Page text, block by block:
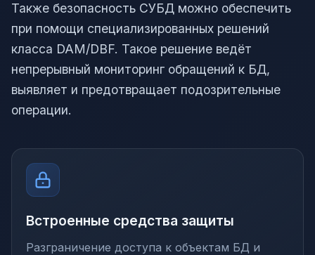
Также безопасность СУБД можно обеспечить
при помощи специализированных решений
класса DAM/DBF. Такое решение ведёт
непрерывный мониторинг обращений к БД,
выявляет и предотвращает подозрительные
операции.
Встроенные средства защиты
Разграничение доступа к объектам БД и